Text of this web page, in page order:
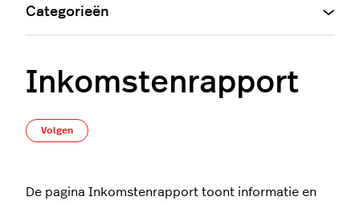
Inkomstenrapport
Volgen
De pagina Inkomstenrapport toont informatie en
Categorieën